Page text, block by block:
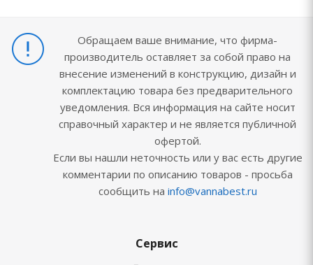
Обращаем ваше внимание, что фирма-
производитель оставляет за собой право на
внесение изменений в конструкцию, дизайн и
комплектацию товара без предварительного
уведомления. Вся информация на сайте носит
справочный характер и не является публичной
офертой.
Если вы нашли неточность или у вас есть другие
комментарии по описанию товаров - просьба
сообщить на info@vannabest.ru
Сервис